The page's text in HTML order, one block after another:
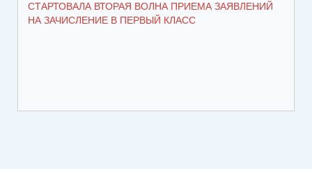
СТАРТОВАЛА ВТОРАЯ ВОЛНА ПРИЕМА ЗАЯВЛЕНИЙ
НА ЗАЧИСЛЕНИЕ В ПЕРВЫЙ КЛАСС